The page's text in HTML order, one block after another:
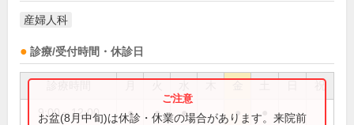
産婦人科
診療/受付時間・休診日
祝
9:00～12:00 ● ● ● ●
お盆(8月中旬)は休診・休業の場合があります。来院前